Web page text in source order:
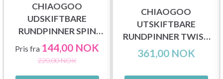
CHIAOGOO
UDSKIFTBARE
RUNDPINNER SPIN
BAMBUS PATINA (10
OG 13 CM)
Pris fra 144,00 NOK
220,00 NOK
CHIAOGOO
UTSKIFTBARE
RUNDPINNER TWIST
SHORT COMBO PAKKE
361,00 NOK